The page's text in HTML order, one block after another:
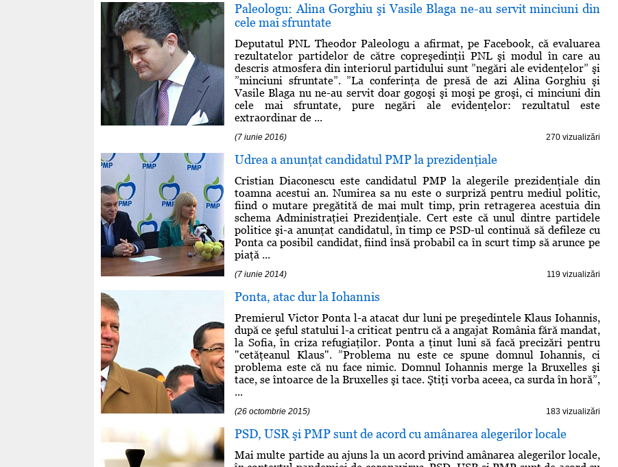
Paleologu: Alina Gorghiu şi Vasile Blaga ne-au servit minciuni din
cele mai sfruntate
Deputatul PNL Theodor Paleologu a afirmat, pe Facebook, că evaluarea
rezultatelor partidelor de către copreşedinţii PNL şi modul în care au
descris atmosfera din interiorul partidului sunt ”negări ale evidenţelor” şi
”minciuni sfruntate”. ”La conferinţa de presă de azi Alina Gorghiu şi
Vasile Blaga nu ne-au servit doar gogoşi şi moşi pe groşi, ci minciuni din
cele mai sfruntate, pure negări ale evidenţelor: rezultatul este
extraordinar de ...
(7 iunie 2016) 270 vizualizări
Udrea a anunţat candidatul PMP la prezidenţiale
Cristian Diaconescu este candidatul PMP la alegerile prezidenţiale din
toamna acestui an. Numirea sa nu este o surpriză pentru mediul politic,
fiind o mutare pregătită de mai mult timp, prin retragerea acestuia din
schema Administraţiei Prezidenţiale. Cert este că unul dintre partidele
politice şi-a anunţat candidatul, în timp ce PSD-ul continuă să defileze cu
Ponta ca posibil candidat, fiind însă probabil ca în scurt timp să arunce pe
piaţă ...
(7 iunie 2014) 119 vizualizări
Ponta, atac dur la Iohannis
Premierul Victor Ponta l-a atacat dur luni pe preşedintele Klaus Iohannis,
după ce şeful statului l-a criticat pentru că a angajat România fără mandat,
la Sofia, în criza refugiaţilor. Ponta a ţinut luni să facă precizări pentru
"cetăţeanul Klaus". ”Problema nu este ce spune domnul Iohannis, ci
problema este că nu face nimic. Domnul Iohannis merge la Bruxelles şi
tace, se întoarce de la Bruxelles şi tace. Ştiţi vorba aceea, ca surda în horă”,
...
(26 octombrie 2015) 183 vizualizări
PSD, USR şi PMP sunt de acord cu amânarea alegerilor locale
Mai multe partide au ajuns la un acord privind amânarea alegerilor locale,